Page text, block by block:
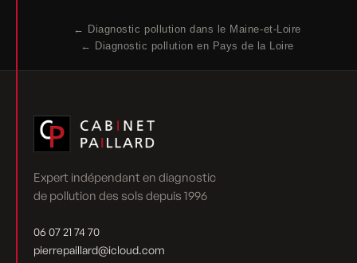
← Diagnostic pollution dans le Maine-et-Loire
← Diagnostic pollution en Pays de la Loire
Expert indépendant en diagnostic
de pollution des sols depuis 1996
06 07 21 74 70
pierrepaillard@icloud.com